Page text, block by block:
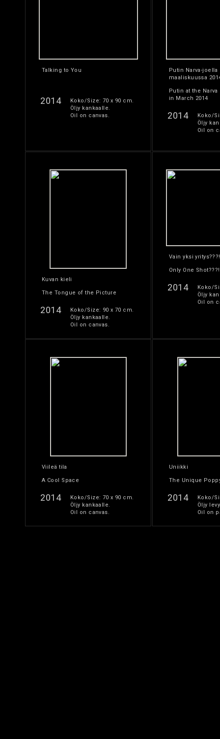
Talking to You
2014
Koko/Size: 70 x 90 cm.
Öljy kankaalle.
Oil on canvas.
Putin Narva-joella
maaliskuussa
Putin at the Narva
in March 2014
2014
Koko/
Öljy
Oil on
Kuvan kieli
The Tongue of the Picture
2014
Koko/Size: 90 x 70 cm.
Öljy kankaalle.
Oil on canvas.
Vain yksi
Only One
2014
Koko/
Öljy
Oil on
Viileä tila
A Cool Space
2014
Koko/Size: 70 x 90 cm.
Öljy kankaalle.
Oil on canvas.
Uniikki
The Unique
2014
Koko/
Öljy
Oil on